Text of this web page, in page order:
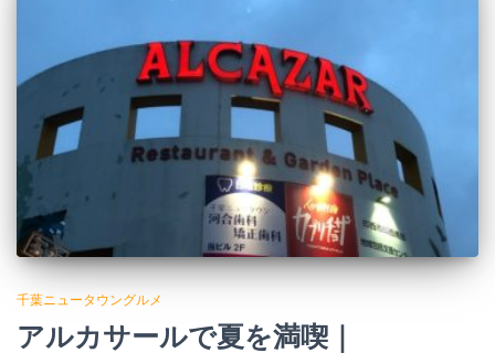
千葉ニュータウングルメ
アルカサールで夏を満喫｜